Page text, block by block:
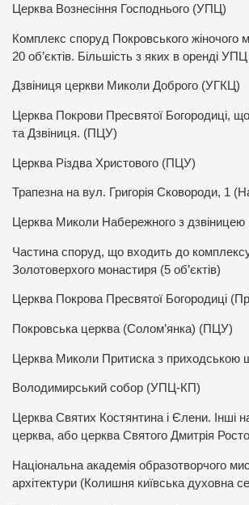
Церква Вознесіння Господнього (УПЦ)
Комплекс споруд Покровського жіночого
20 об’єктів. Більшість з яких в оренді УПЦ
Дзвіниця церкви Миколи Доброго (УГКЦ)
Церква Покрови Пресвятої Богородиці,
та Дзвіниця. (ПЦУ)
Церква Різдва Христового (ПЦУ)
Трапезна на вул. Григорія Сковороди, 1
Церква Миколи Набережного з
Частина споруд, що входить до
Золотоверхого монастиря (5 об’єктів)
Церква Покрова Пресвятої Богородиці
Покровська церква (Солом’янка) (ПЦУ)
Церква Миколи Притиска з
Володимирський собор (УПЦ-КП)
Церква Святих Костянтина і Єлени. Інші
церква, або церква Святого Дмитрія
Національна академія образотворчого
архітектури (Колишня київська духовна